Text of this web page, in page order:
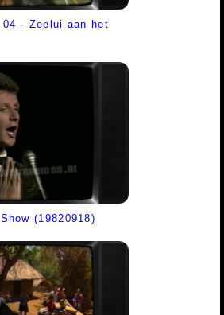
04 - Zeelui aan het
(19820918)